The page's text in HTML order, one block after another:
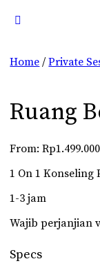
Home /Private
Ruang
From:Rp1.499.000
1 On 1 Konseling
1-3 jam
Wajib perjanjian
Specs